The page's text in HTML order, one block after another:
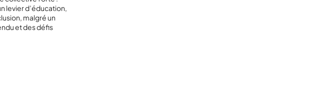
levier d’éducation,
malgré un
et des défis